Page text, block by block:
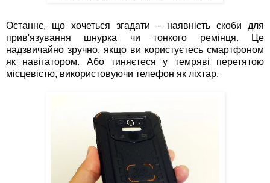
Останнє, що хочеться згадати – наявність скоби для
прив'язування шнурка чи тонкого ремінця. Це
надзвичайно зручно, якщо ви користуєтесь смартфоном
як навігатором. Або тиняєтеся у темряві перетятою
місцевістю, використовуючи телефон як ліхтар.